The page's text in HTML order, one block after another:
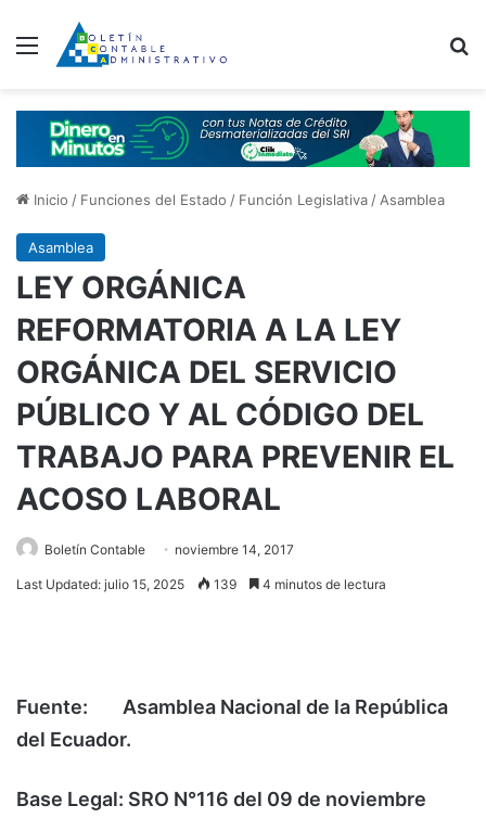
Menú
Inicio / Funciones del Estado / Función Legislativa / Asamblea
Asamblea
LEY ORGÁNICA
REFORMATORIA A LA LEY
ORGÁNICA DEL SERVICIO
PÚBLICO Y AL CÓDIGO DEL
TRABAJO PARA PREVENIR EL
ACOSO LABORAL
Boletín Contable noviembre 14, 2017
Last Updated: julio 15, 2025 139 4 minutos de lectura
Fuente: Asamblea Nacional de la República
del Ecuador.
Base Legal: SRO N°116 del 09 de noviembre